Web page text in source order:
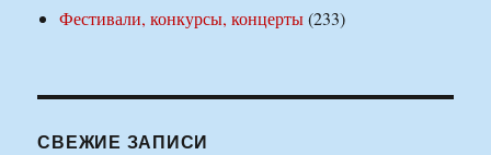
Фестивали, конкурсы, концерты(233)
СВЕЖИЕ ЗАПИСИ